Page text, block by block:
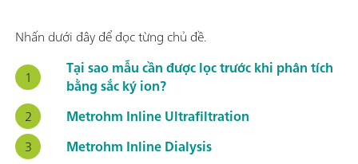
Nhấn dưới đây để đọc từng chủ đề.
Tại sao mẫu cần được lọc trước khi phân tích
bằng sắc ký ion?
Metrohm Inline Ultrafiltration
Metrohm Inline Dialysis